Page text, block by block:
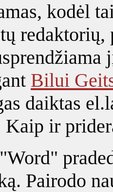
kodėl
Bilui
daiktas
Kaip ir
Pairodo